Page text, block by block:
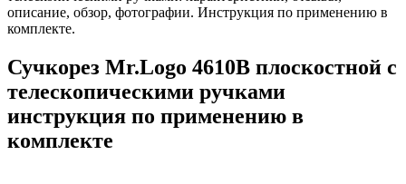
описание, обзор, фотографии. Инструкция по применению в
комплекте.
Сучкорез Mr.Logo 4610В плоскостной с
телескопическими ручками
инструкция по применению в
комплекте